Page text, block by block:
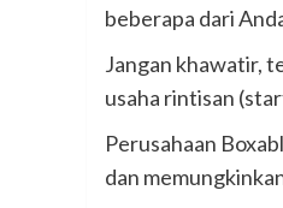
beberapa dari
Jangan khawatir,
usaha rintisan
Perusahaan
dan